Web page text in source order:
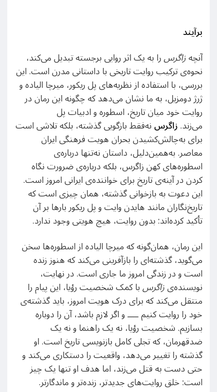
برآیند
آنچهزاگرسرا به یک اثر روایی برجسته تبدیل می‌کند،
نحوه‌ی ترکیب روایت تاریخی با داستانی مدرن است. این
بررسی، با استفاده از نظریه‌های پل ریکور، میرچا الیاده و
ژرژ دومزیل، به ما نشان می‌دهد که چگونه این رمان در
روایت خود میان تاریخ، اسطوره و ادبیات پل
می‌زند.زاگرسنه‌‌فقط بازگویی گذشته، بلکه تلاشی است
برای به‌چالش‌کشیدن بحران هویت فرهنگی ایران
معاصر. به‌همین‌دلیل، داستان نه‌تنها درباره‌ی
اسطوره‌های کهن زاگرس، بلکه درباره‌ی ضرورت نگاه
کردن در آینه‌ی تاریخ برای خواننده‌ی ایرانی امروز است.
این دعوت به بازخوانی گذشته، همان چیزی است که
تاریخ‌نگاران مانند هایدن وایت و پل ریکور بارها بر آن
تأکید کرده‌اند: بدون روایت، هیچ هویتی وجود ندارد.
این رمان، همان‌گونه که میرچا الیاده از اسطوره‌ها سخن
می‌گوید، گذشته‌ای را بازآفرینی می‌کند که هنوز زنده
است و در زندگی امروز ما جاری است. در نهایت،
نویسنده‌یزاگرسبا کمک شخصیت رؤیا، این پیام را
منتقل می‌کند که برای درک هویت امروز، باید گذشته‌ی
خود را روایت کنیم ــــ و اگر لازم باشد، آن را دوباره
بسازیم. شخصیت رؤیا، نه یک راهنما و نه یک
ضدقهرمان، که تجلی کامل بازنویسی تاریخ است. او
گذشته را تغییر می‌دهد، واقعیت را دستکاری می‌کند و
حتی دست به قتل می‌زند، اما هدف او تنها یک چیز
است: خلق روایت‌های جدیدتر، زنده‌تر و ماندگارتر.